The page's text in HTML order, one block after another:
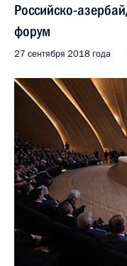
Российско-
форум
27 сентября 2018 года